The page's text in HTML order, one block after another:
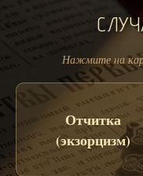
Нажмите на
Отчитка
(экзорцизм)